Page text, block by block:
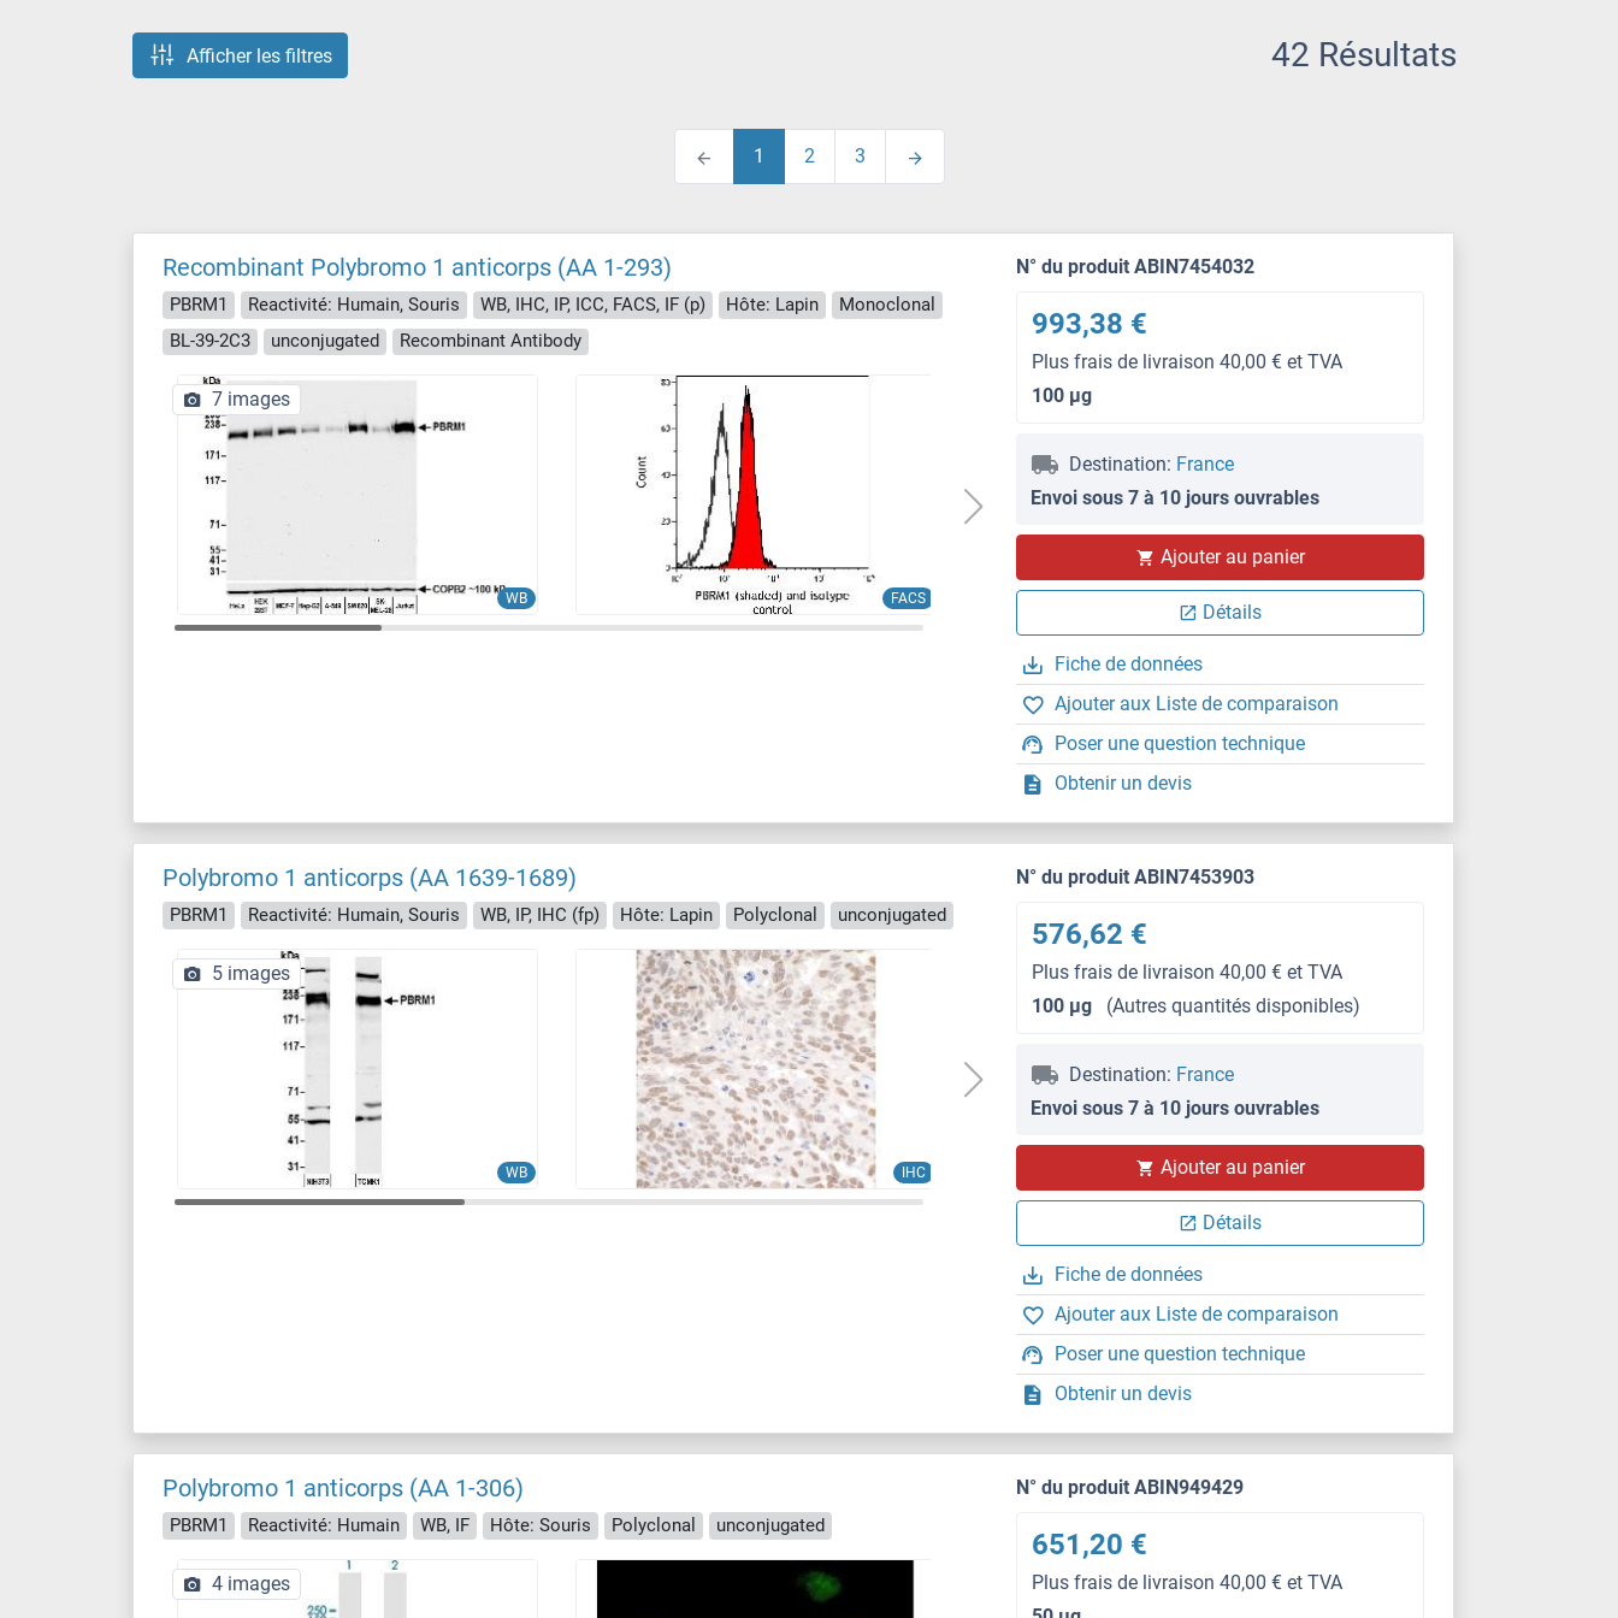
Afficher les filtres 42 Résultats
1 2 3
Recombinant Polybromo 1 anticorps (AA 1-293)
PBRM1 Reactivité: Humain, Souris WB, IHC, IP, ICC, FACS, IF (p) Hôte: Lapin
Monoclonal
BL-39-2C3
unconjugated Recombinant Antibody
WB FACS
IF
7 images
N° du produit ABIN7454032
993,38 €
Plus frais de livraison 40,00 € et TVA
100 μg
Destination: France
Envoi sous 7 à 10 jours ouvrables
Ajouter au panier
Détails
Fiche de données
Ajouter aux Liste de comparaison
Poser une question technique
Obtenir un devis
Polybromo 1 anticorps (AA 1639-1689)
PBRM1 Reactivité: Humain, Souris WB, IP, IHC (fp) Hôte: Lapin Polyclonal unconjugated
WB IHC
WB
5 images
N° du produit ABIN7453903
576,62 €
Plus frais de livraison 40,00 € et TVA
100 μg
(Autres quantités disponibles)
Destination: France
Envoi sous 7 à 10 jours ouvrables
Ajouter au panier
Détails
Fiche de données
Ajouter aux Liste de comparaison
Poser une question technique
Obtenir un devis
Polybromo 1 anticorps (AA 1-306)
PBRM1 Reactivité: Humain WB, IF Hôte: Souris Polyclonal unconjugated
4 images
N° du produit ABIN949429
651,20 €
Plus frais de livraison 40,00 € et TVA